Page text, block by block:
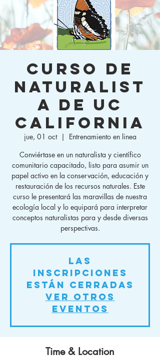
Curso de
naturalist
a de UC
California
jue, 01 oct
  |
Entrenamiento en linea
Conviértase en un naturalista y científico
comunitario capacitado, listo para asumir un
papel activo en la conservación, educación y
restauración de los recursos naturales. Este
curso le presentará las maravillas de nuestra
ecología local y lo equipará para interpretar
conceptos naturalistas para y desde diversas
perspectivas.
Las
inscripciones
están cerradas
Ver otros
eventos
Time & Location